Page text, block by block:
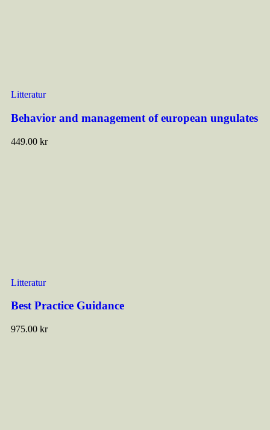
Litteratur
Behavior and management of european ungulates
449.00 kr
Litteratur
Best Practice Guidance
975.00 kr